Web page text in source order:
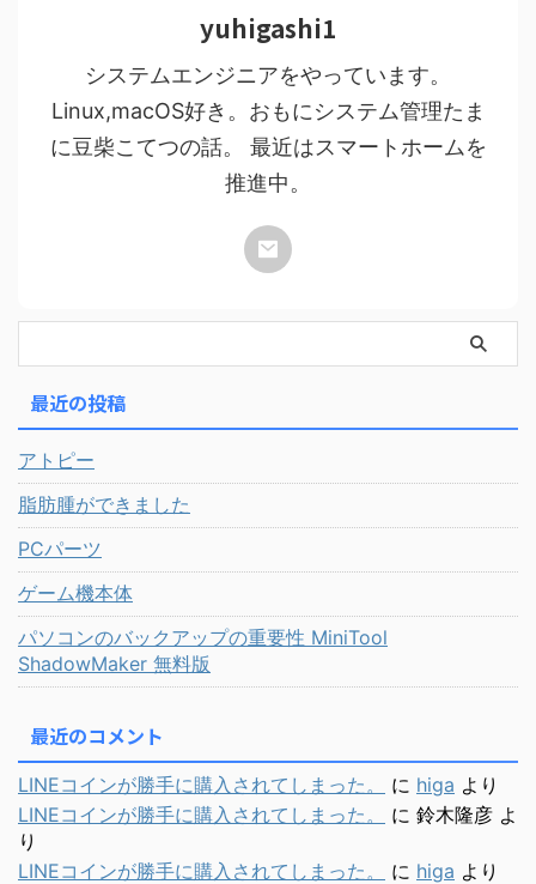
yuhigashi1
システムエンジニアをやっています。
Linux,macOS好き。おもにシステム管理たま
に豆柴こてつの話。 最近はスマートホームを
推進中。
最近の投稿
アトピー
脂肪腫ができました
PCパーツ
ゲーム機本体
パソコンのバックアップの重要性 MiniTool
ShadowMaker 無料版
最近のコメント
LINEコインが勝手に購入されてしまった。 に higa より
LINEコインが勝手に購入されてしまった。
に 鈴木隆彦 よ
り
LINEコインが勝手に購入されてしまった。
に higa より